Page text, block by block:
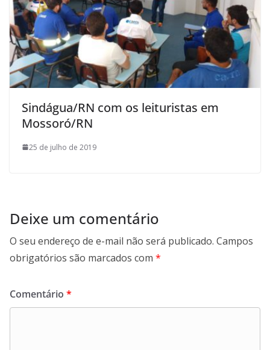
Sindágua/RN com os leituristas em
Mossoró/RN
25 de julho de 2019
Deixe um comentário
O seu endereço de e-mail não será publicado. Campos
obrigatórios são marcados com *
Comentário *